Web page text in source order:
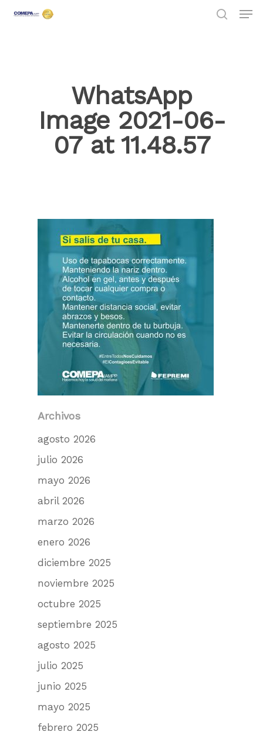
WhatsApp
Image 2021-06-
07 at 11.48.57
Archivos
agosto 2026
julio 2026
mayo 2026
abril 2026
marzo 2026
enero 2026
diciembre 2025
noviembre 2025
octubre 2025
septiembre 2025
agosto 2025
julio 2025
junio 2025
mayo 2025
febrero 2025